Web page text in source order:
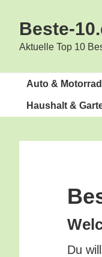
Hauptnavigation
springen
Inhalt
springen
Beste-
Aktuelle Top 10
Auto & Motorrad
Haus­halt &
Du